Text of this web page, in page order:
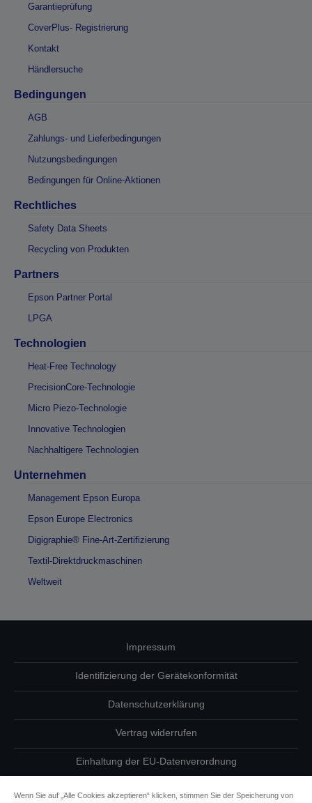
Garantieprüfung
CoverPlus- Registrierung
Kontakt
Händlersuche
Bedingungen
AGB
Zahlungs- und Lieferbedingungen
Nutzungsbedingungen
Bedingungen für Online-Aktionen
Rechtliches
Safety Data Sheets
Recycling von Produkten
Partners
Epson Partner Portal
LPGA
Technologien
Heat-Free Technology
PrecisionCore-Technologie
Micro Piezo-Technologie
Innovative Technologien
Nachhaltigere Technologien
Unternehmen
Management Epson Europa
Epson Europe Electronics
Digigraphie® Fine-Art-Zertifizierung
Textil-Direktdruckmaschinen
Weltweit
Impressum
Identifizierung der Gerätekonformität
Datenschutzerklärung
Vertrag widerrufen
Einhaltung der EU-Datenverordnung
Wenn Sie auf „Alle Cookies akzeptieren“ klicken, stimmen Sie der Speicherung von